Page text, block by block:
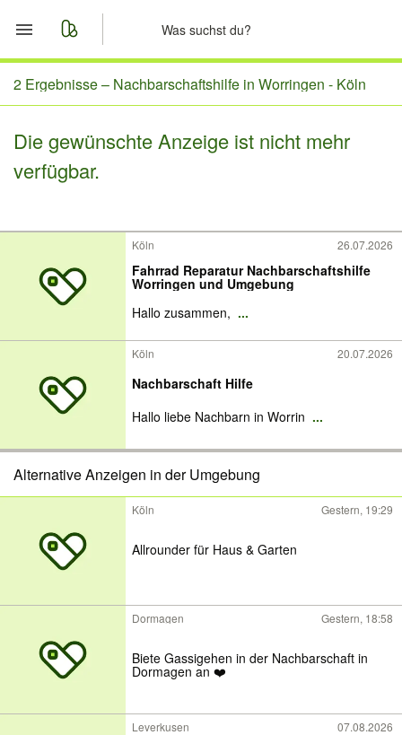
Start
Nachrichten
2 Ergebnisse – Nachbarschaftshilfe in Worringen - Köln
Die gewünschte Anzeige ist nicht mehr
verfügbar.
Köln 26.07.2026
Fahrrad Reparatur Nachbarschaftshilfe
Worringen und Umgebung
Hallo zusammen, ...
Köln 20.07.2026
Nachbarschaft Hilfe
Hallo liebe Nachbarn in Worrin ...
Alternative Anzeigen in der Umgebung
Köln Gestern, 19:29
Allrounder für Haus & Garten
Dormagen Gestern, 18:58
Biete Gassigehen in der Nachbarschaft in
Dormagen an ❤️
Leverkusen 07.08.2026